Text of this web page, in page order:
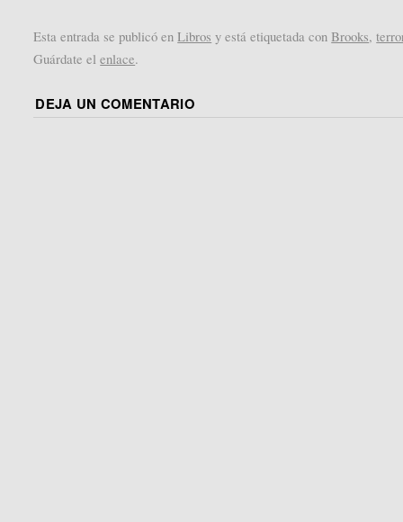
08/01/2010 John Varley
Y mañana serán clones
tiempo leerlo,
colección
Esta entrada se publicó enLibros y está etiquetada con Brooks,
Guárdate elenlace.
DEJA UN COMENTARIO